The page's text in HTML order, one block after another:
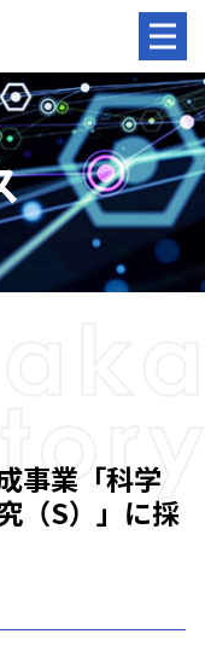
事業「科学
（S）」に採